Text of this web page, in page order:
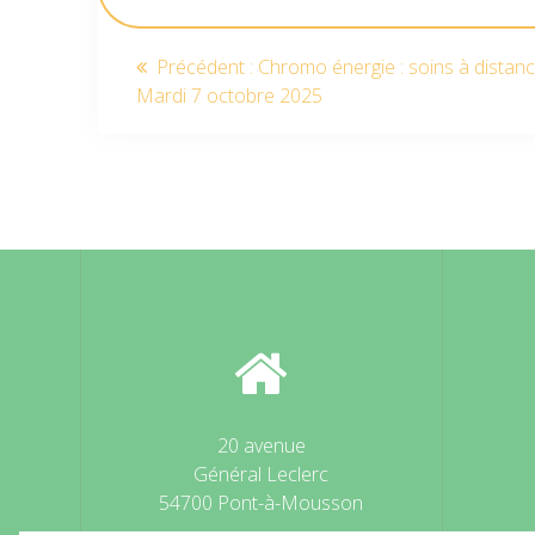
Navigation
de
Précédent : Article
précédent
Chromo énergie : soins à
Mardi 7 octobre 2025
20 avenue
Général Leclerc
54700 Pont-à-Mousson